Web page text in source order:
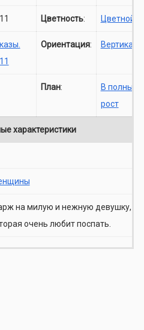
Цветность: Цветной
Ориентация: Вертикаль
План:
В полный
рост
характеристики
на милую и нежную девушку,
очень любит поспать.